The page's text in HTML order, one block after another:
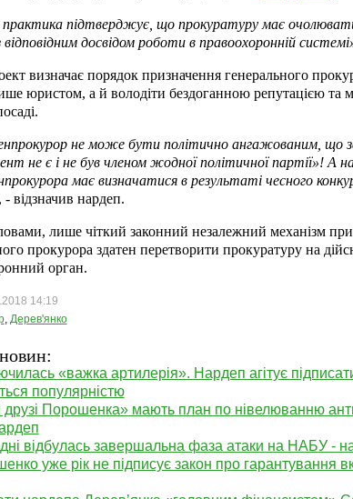
практика підтверджує, що прокуратуру має
досвідом роботи в правоохоронній
визначає порядок призначення генерального
юристом, а й володіти бездоганною репутацією та
не може бути політично ангажованим, що
не є і не був членом жодної політичної партії»! А
має визначатися в результаті чесного
, - відзначив нардеп.
лише чіткий законний незалежний механізм
прокурора здатен перетворити прокуратуру на
орган.
14:19
, Дерев'янко
«важка артилерія». Нардеп агітує
популярністю
Порошенка» мають план по нівелюванню
відбулась завершальна фаза атаки на НАБУ -
уже рік не підписує закон про гарантування